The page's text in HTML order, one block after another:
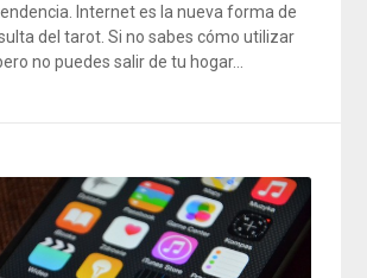
Internet es la nueva forma de
del tarot. Si no sabes cómo utilizar
no puedes salir de tu hogar…